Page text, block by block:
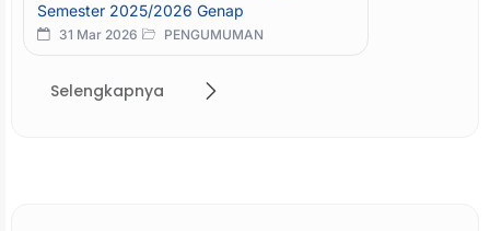
Semester 2025/2026 Genap
31 Mar 2026 PENGUMUMAN
Selengkapnya